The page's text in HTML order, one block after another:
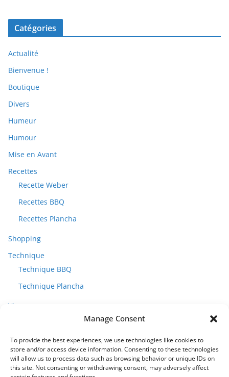
Manage Consent
To provide the best experiences, we use technologies like cookies to
store and/or access device information. Consenting to these technologies
will allow us to process data such as browsing behavior or unique IDs on
this site. Not consenting or withdrawing consent, may adversely affect
Catégories
Actualité
Bienvenue !
Boutique
Divers
Humeur
Humour
Mise en Avant
Recettes
Recette Weber
Recettes BBQ
Recettes Plancha
Shopping
Technique
Technique BBQ
Technique Plancha
Vins